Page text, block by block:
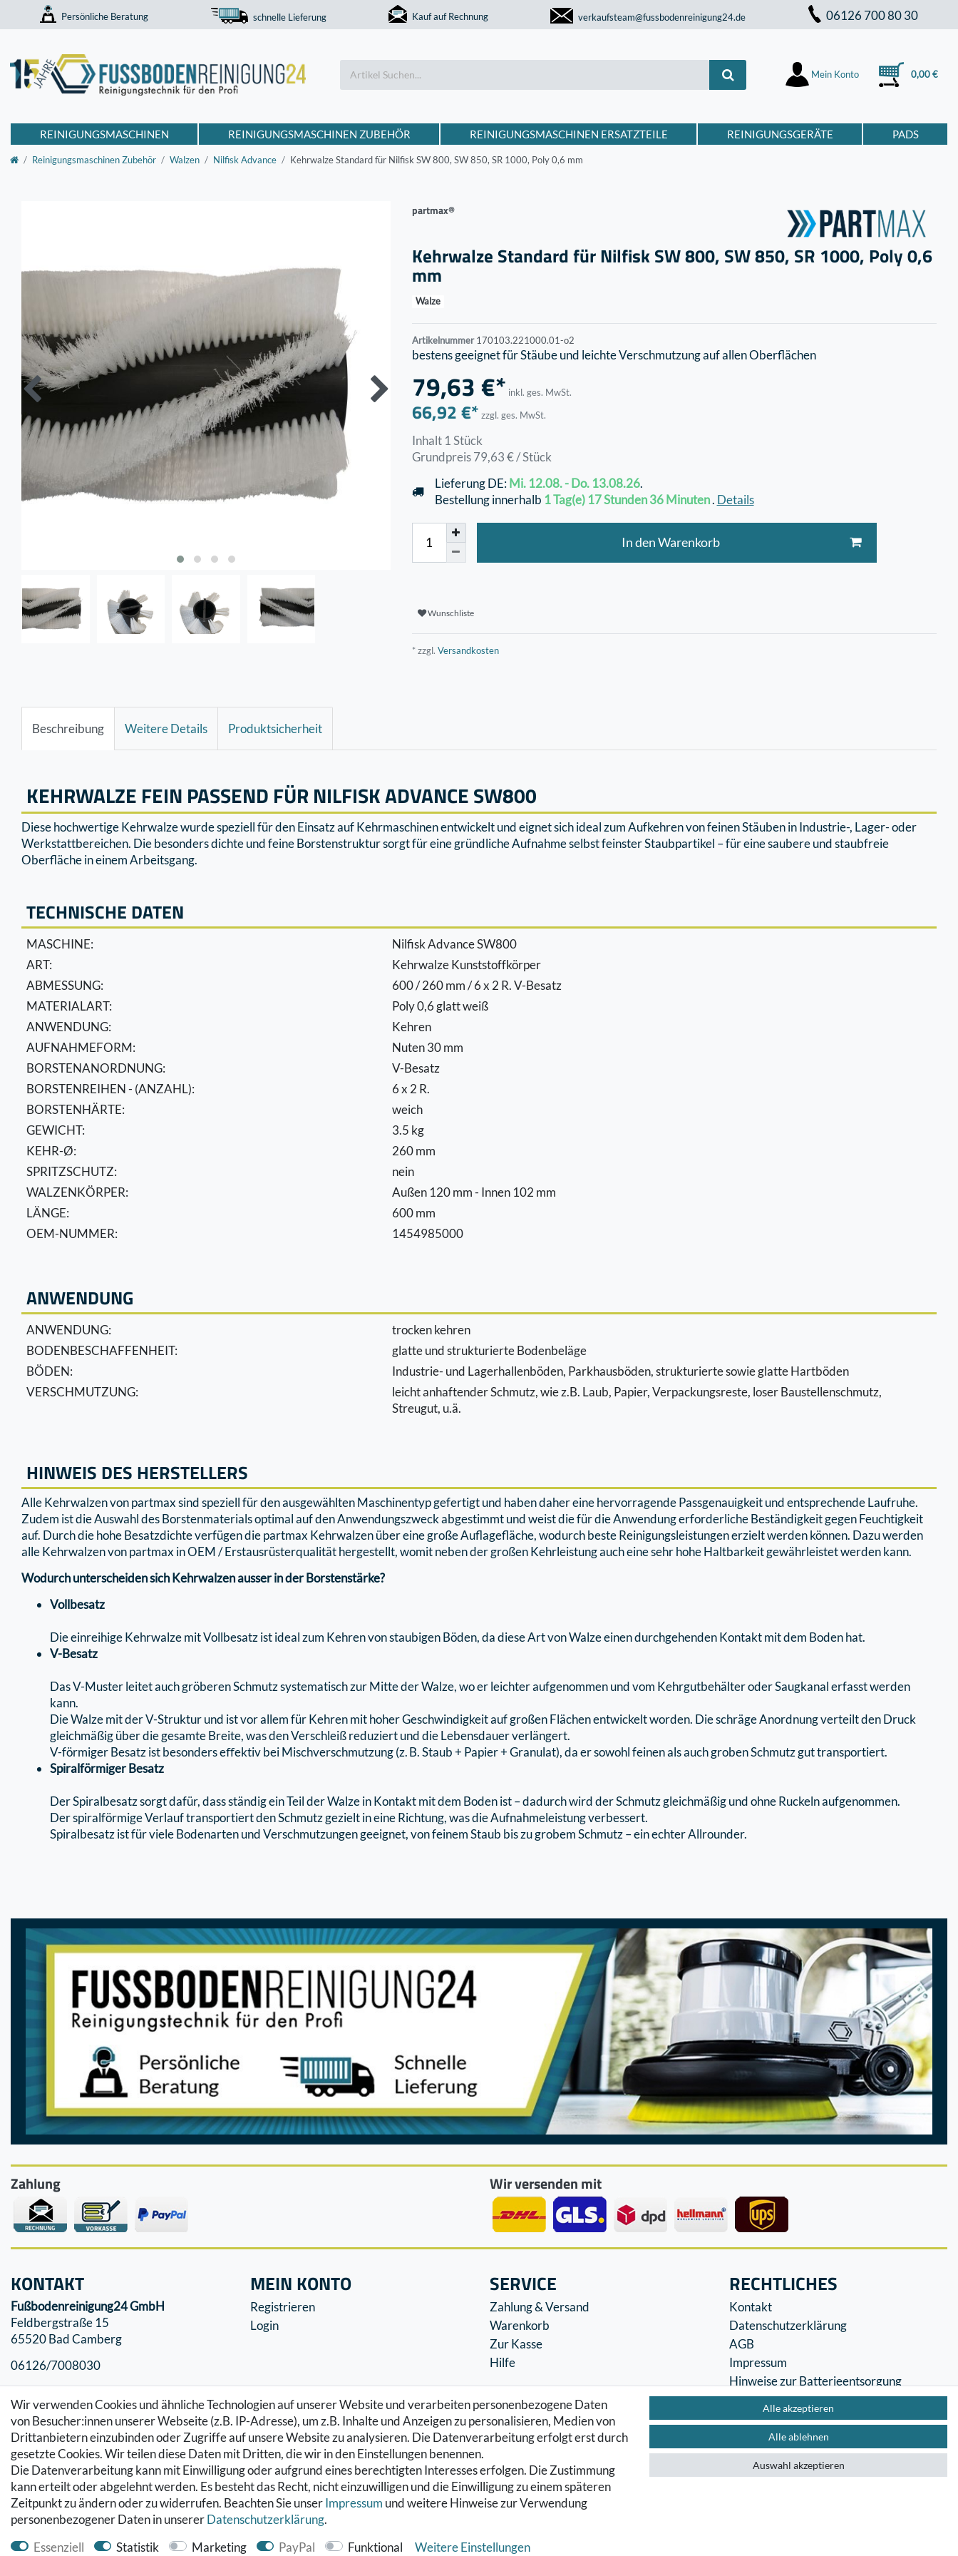
Persönliche Beratung schnelle Lieferung Kauf auf Rechnung verkaufsteam@fussbodenreinigung24.de 06126 700 80 30
Mein Konto 0,00 €
REINIGUNGSMASCHINEN REINIGUNGSMASCHINEN ZUBEHÖR REINIGUNGSMASCHINEN ERSATZTEILE REINIGUNGSGERÄTE PADS
Reinigungsmaschinen Zubehör Walzen Nilfisk Advance Kehrwalze Standard für Nilfisk SW 800, SW 850, SR 1000, Poly 0,6 mm
partmax®
Kehrwalze Standard für Nilfisk SW 800, SW 850, SR 1000, Poly 0,6
mm
Walze
Artikelnummer170103.221000.01-o2
bestens geeignet für Stäube und leichte Verschmutzung auf allen Oberflächen
79,63 €* inkl. ges. MwSt.
66,92 €* zzgl. ges. MwSt.
Inhalt 1Stück
Grundpreis79,63 € / Stück
Lieferung DE:Mi. 12.08. - Do. 13.08.26.
Bestellung innerhalb 1 Tag(e) 17 Stunden 36 Minuten. Details
In den Warenkorb
Wunschliste
* zzgl. Versandkosten
Beschreibung Weitere Details Produktsicherheit
KEHRWALZE FEIN PASSEND FÜR NILFISK ADVANCE SW800
Diese hochwertige Kehrwalze wurde speziell für den Einsatz auf Kehrmaschinen entwickelt und eignet sich ideal zum Aufkehren von feinen Stäuben in Industrie-, Lager- oder
Werkstattbereichen. Die besonders dichte und feine Borstenstruktur sorgt für eine gründliche Aufnahme selbst feinster Staubpartikel – für eine saubere und staubfreie
Oberﬂäche in einem Arbeitsgang.
TECHNISCHE DATEN
MASCHINE:
Nilfisk Advance SW800
ART:
Kehrwalze Kunststoffkörper
ABMESSUNG:
600 / 260 mm / 6 x 2 R. V-Besatz
MATERIALART:
Poly 0,6 glatt weiß
ANWENDUNG:
Kehren
AUFNAHMEFORM:
Nuten 30 mm
BORSTENANORDNUNG:
V-Besatz
BORSTENREIHEN - (ANZAHL):
6 x 2 R.
BORSTENHÄRTE:
weich
GEWICHT:
3.5 kg
KEHR-Ø:
260 mm
SPRITZSCHUTZ:
nein
WALZENKÖRPER:
Außen 120 mm - Innen 102 mm
LÄNGE:
600 mm
OEM-NUMMER:
1454985000
ANWENDUNG
ANWENDUNG:
trocken kehren
BODENBESCHAFFENHEIT:
glatte und strukturierte Bodenbeläge
BÖDEN:
Industrie- und Lagerhallenböden, Parkhausböden, strukturierte sowie glatte Hartböden
VERSCHMUTZUNG:
leicht anhaftender Schmutz, wie z.B. Laub, Papier, Verpackungsreste, loser Baustellenschmutz,
Streugut, u.ä.
HINWEIS DES HERSTELLERS
Alle Kehrwalzen von partmax sind speziell für den ausgewählten Maschinentyp gefertigt und haben daher eine hervorragende Passgenauigkeit und entsprechende Laufruhe.
Zudem ist die Auswahl des Borstenmaterials optimal auf den Anwendungszweck abgestimmt und weist die für die Anwendung erforderliche Beständigkeit gegen Feuchtigkeit
auf. Durch die hohe Besatzdichte verfügen die partmax Kehrwalzen über eine große Auﬂageﬂäche, wodurch beste Reinigungsleistungen erzielt werden können. Dazu werden
alle Kehrwalzen von partmax in OEM / Erstausrüsterqualität hergestellt, womit neben der großen Kehrleistung auch eine sehr hohe Haltbarkeit gewährleistet werden kann.
Wodurch unterscheiden sich Kehrwalzen ausser in der Borstenstärke?
Vollbesatz
Die einreihige Kehrwalze mit Vollbesatz ist ideal zum Kehren von staubigen Böden, da diese Art von Walze einen durchgehenden Kontakt mit dem Boden hat.
V-Besatz
Das V-Muster leitet auch gröberen Schmutz systematisch zur Mitte der Walze, wo er leichter aufgenommen und vom Kehrgutbehälter oder Saugkanal erfasst werden
kann.
Die Walze mit der V-Struktur und ist vor allem für Kehren mit hoher Geschwindigkeit auf großen Flächen entwickelt worden. Die schräge Anordnung verteilt den Druck
gleichmäßig über die gesamte Breite, was den Verschleiß reduziert und die Lebensdauer verlängert.
V-förmiger Besatz ist besonders eﬀektiv bei Mischverschmutzung (z. B. Staub + Papier + Granulat), da er sowohl feinen als auch groben Schmutz gut transportiert.
Spiralförmiger Besatz
Der Spiralbesatz sorgt dafür, dass ständig ein Teil der Walze in Kontakt mit dem Boden ist – dadurch wird der Schmutz gleichmäßig und ohne Ruckeln aufgenommen.
Der spiralförmige Verlauf transportiert den Schmutz gezielt in eine Richtung, was die Aufnahmeleistung verbessert.
Spiralbesatz ist für viele Bodenarten und Verschmutzungen geeignet, von feinem Staub bis zu grobem Schmutz – ein echter Allrounder.
Zahlung Wir versenden mit
Wir verwenden Cookies und ähnliche Technologien auf unserer Website und verarbeiten personenbezogene Daten
von Besucher:innen unserer Webseite (z.B. IP-Adresse), um z.B. Inhalte und Anzeigen zu personalisieren, Medien von
Drittanbietern einzubinden oder Zugriffe auf unsere Website zu analysieren. Die Datenverarbeitung erfolgt erst durch
gesetzte Cookies. Wir teilen diese Daten mit Dritten, die wir in den Einstellungen benennen.
Die Datenverarbeitung kann mit Einwilligung oder aufgrund eines berechtigten Interesses erfolgen. Die Zustimmung
kann erteilt oder abgelehnt werden. Es besteht das Recht, nicht einzuwilligen und die Einwilligung zu einem späteren
Zeitpunkt zu ändern oder zu widerrufen. Beachten Sie unserImpressum und weitere Hinweise zur Verwendung
personenbezogener Daten in unsererDaten­schutz­erklärung.
Essenziell
Statistik Marketing PayPal Funktional Weitere Einstellungen
Alle akzeptieren
Alle ablehnen
Auswahl akzeptieren
KONTAKT
Fußbodenreinigung24 GmbH
Feldbergstraße 15
65520 Bad Camberg
06126/7008030
MEIN KONTO
Registrieren
Login
SERVICE
Zahlung & Versand
Warenkorb
Zur Kasse
Hilfe
RECHTLICHES
Kontakt
Datenschutzerklärung
AGB
Impressum
Hinweise zur Batterieentsorgung
Widerrufs­recht
Vertrag widerrufen
© Copyright 2026 Fußbodenreinigung24 GmbH | Alle Rechte vorbehalten.